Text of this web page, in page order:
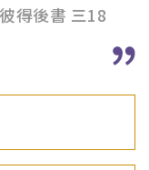
彼得後書 三18